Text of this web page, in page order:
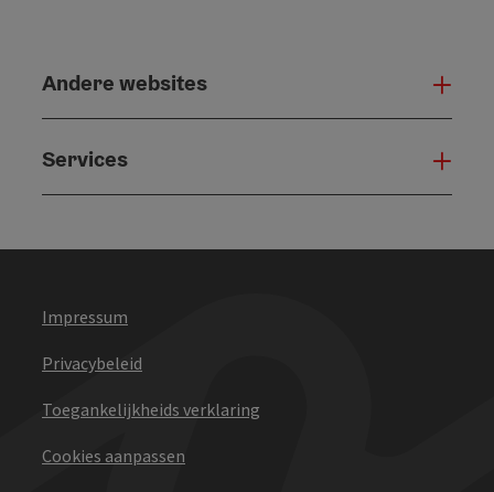
Andere websites
Services
Impressum
Privacybeleid
Toegankelijkheids verklaring
Cookies aanpassen